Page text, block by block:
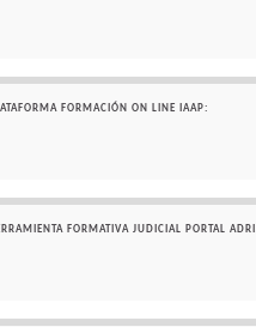
FORMACIÓN ON LINE IAAP:
FORMATIVA JUDICIAL PORTAL